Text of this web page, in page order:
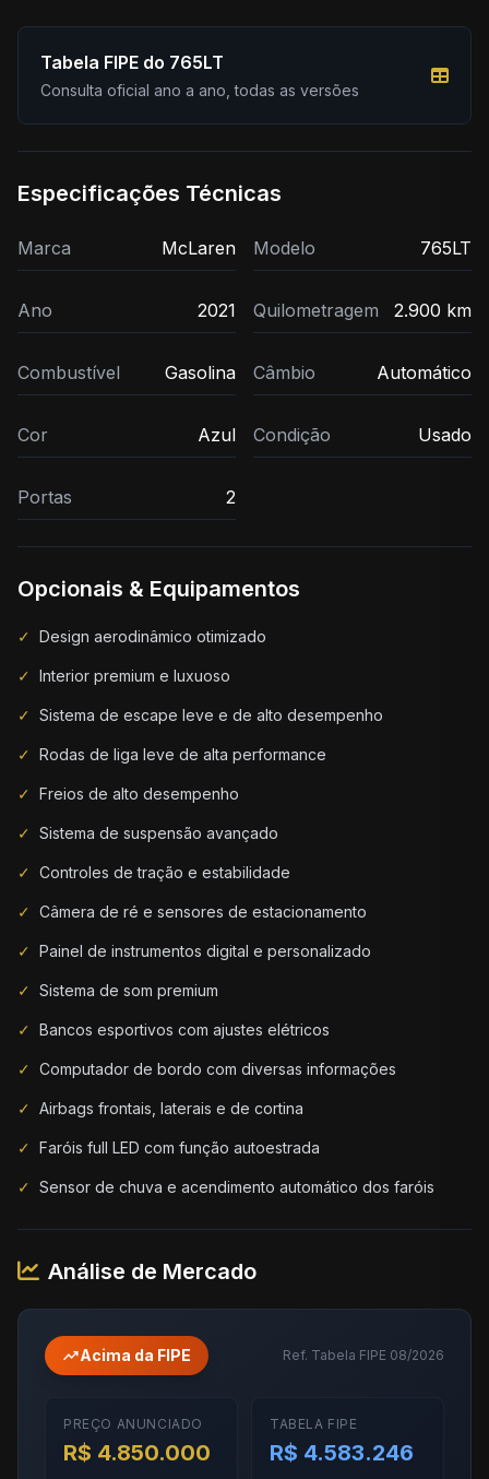
Tabela FIPE do 765LT
Consulta oficial ano a ano, todas as versões
Especificações Técnicas
Marca McLaren Modelo 765LT
Ano 2021 Quilometragem 2.900 km
Combustível Gasolina Câmbio Automático
Cor Azul Condição Usado
Portas 2
Opcionais & Equipamentos
✓ Design aerodinâmico otimizado
✓ Interior premium e luxuoso
✓ Sistema de escape leve e de alto desempenho
✓ Rodas de liga leve de alta performance
✓ Freios de alto desempenho
✓ Sistema de suspensão avançado
✓ Controles de tração e estabilidade
✓ Câmera de ré e sensores de estacionamento
✓ Painel de instrumentos digital e personalizado
✓ Sistema de som premium
✓ Bancos esportivos com ajustes elétricos
✓ Computador de bordo com diversas informações
✓ Airbags frontais, laterais e de cortina
✓ Faróis full LED com função autoestrada
✓ Sensor de chuva e acendimento automático dos faróis
Análise de Mercado
trending_upAcima da FIPE Ref. Tabela FIPE 08/2026
PREÇO ANUNCIADO
R$ 4.850.000
TABELA FIPE
R$ 4.583.246